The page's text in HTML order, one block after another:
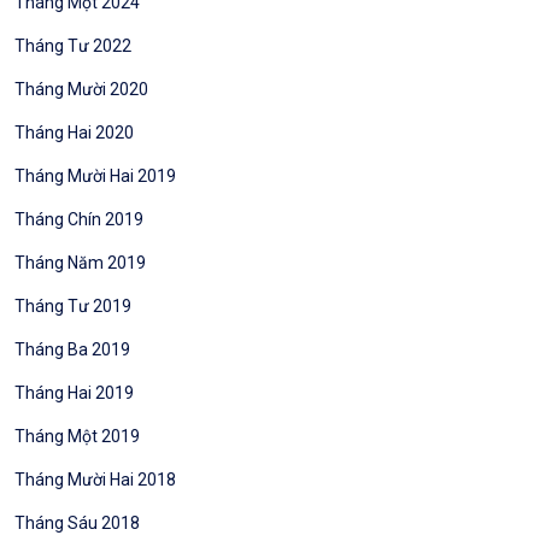
Tháng Tư 2022
Tháng Mười 2020
Tháng Hai 2020
Tháng Mười Hai 2019
Tháng Chín 2019
Tháng Năm 2019
Tháng Tư 2019
Tháng Ba 2019
Tháng Hai 2019
Tháng Một 2019
Tháng Mười Hai 2018
Tháng Sáu 2018